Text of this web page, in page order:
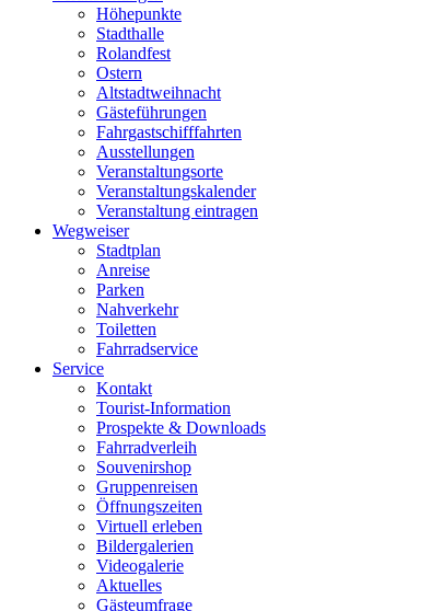
Höhepunkte
Stadthalle
Rolandfest
Ostern
Altstadtweihnacht
Gästeführungen
Fahrgastschifffahrten
Ausstellungen
Veranstaltungsorte
Veranstaltungskalender
Veranstaltung eintragen
Wegweiser
Stadtplan
Anreise
Parken
Nahverkehr
Toiletten
Fahrradservice
Service
Kontakt
Tourist-Information
Prospekte & Downloads
Fahrradverleih
Souvenirshop
Gruppenreisen
Öffnungszeiten
Virtuell erleben
Bildergalerien
Videogalerie
Aktuelles
Gästeumfrage